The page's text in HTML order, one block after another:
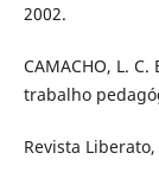
2002.
CAMACHO, L.
trabalho
Revista